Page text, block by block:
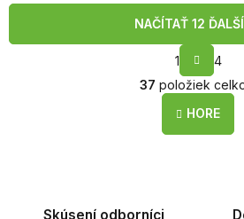
produkty.
O
v
l
NAČÍTAŤ 12
t
r
á
n
1
4
37 položiek
HORE
Skúsení odborníci